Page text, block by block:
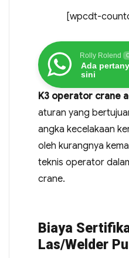
[wpcdt-
Rolly Rolend
Ada
sini
K3 operator crane
aturan yang
angka kecelakaan
oleh kurangnya
teknis operator
crane.
Biaya
Las/Welder